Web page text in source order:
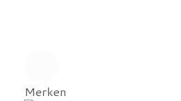
Merken